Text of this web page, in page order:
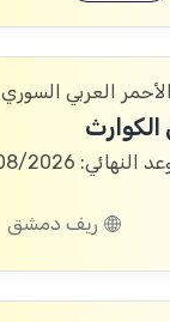
العربي السوري
النهائي: 10/08/2026
ريف دمشق